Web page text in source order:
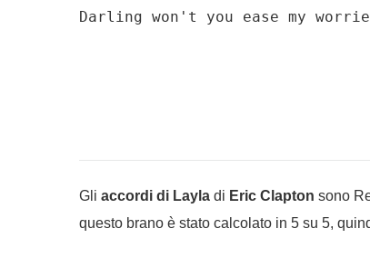
Darling won't you ease my
Gli accordi di Layla di Eric Clapton sono
questo brano è stato calcolato in 5 su 5,